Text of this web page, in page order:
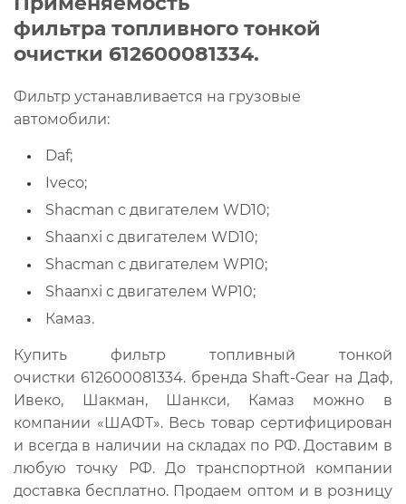
фильтра топливного тонкой
очистки 612600081334.
Фильтр устанавливается на грузовые
автомобили:
Daf;
Iveco;
Shacman с двигателем WD10;
Shaanxi с двигателем WD10;
Shacman с двигателем WP10;
Shaanxi с двигателем WP10;
Камаз.
Купить фильтр топливный тонкой
очистки 612600081334. бренда Shaft-Gear на Даф,
Ивеко, Шакман, Шанкси, Камаз можно в
компании «ШАФТ». Весь товар сертифицирован
и всегда в наличии на складах по РФ. Доставим в
любую точку РФ. До транспортной компании
доставка бесплатно. Продаем оптом и в розницу